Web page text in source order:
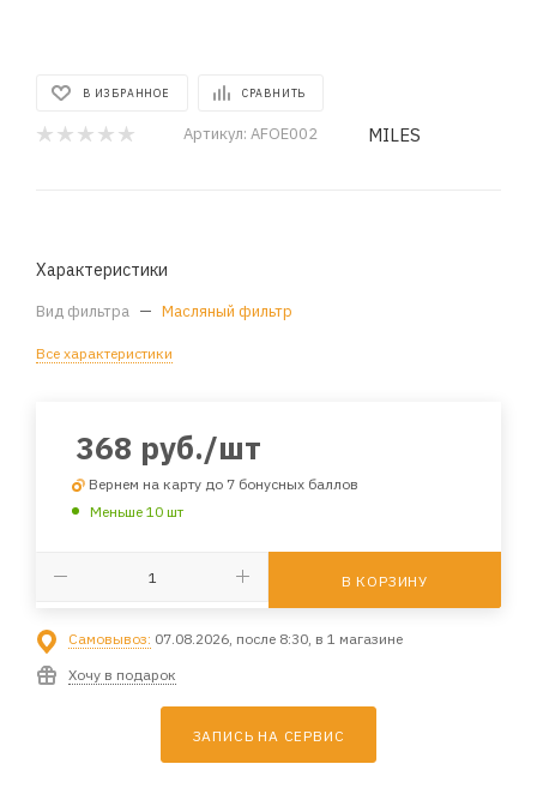
В ИЗБРАННОЕ СРАВНИТЬ
Артикул: AFOE002 MILES
Характеристики
Вид фильтра — Масляный фильтр
Все характеристики
368 руб./шт
Вернем на карту до 7 бонусных баллов
Меньше 10 шт
В КОРЗИНУ
Самовывоз: 07.08.2026, после 8:30, в 1 магазине
Хочу в подарок
ЗАПИСЬ НА СЕРВИС